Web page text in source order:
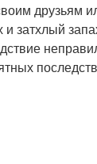
друзьям
и затхлый